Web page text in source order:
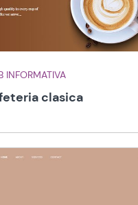
INFORMATIVA
clasica